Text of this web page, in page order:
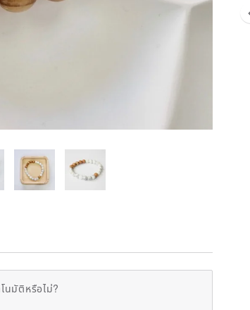
นมัติหรือไม่?